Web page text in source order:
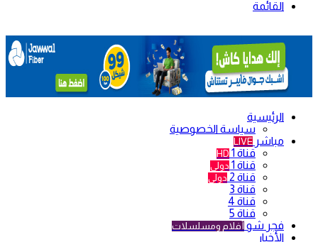
القائمة
الرئيسية
سياسة الخصوصية
مباشر LIVE
قناة 1 HD
قناة 1 دولي
قناة 2 دولي
قناة 3
قناة 4
قناة 5
فجر شو أفلام ومسلسلات
الأخبار